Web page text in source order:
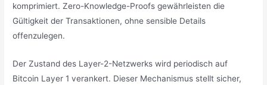
komprimiert. Zero-Knowledge-Proofs gewährleisten die
Gültigkeit der Transaktionen, ohne sensible Details
offenzulegen.
Der Zustand des Layer-2-Netzwerks wird periodisch auf
Bitcoin Layer 1 verankert. Dieser Mechanismus stellt sicher,